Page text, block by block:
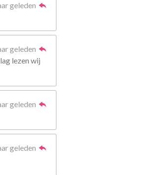
geleden
geleden
lezen wij
geleden
geleden